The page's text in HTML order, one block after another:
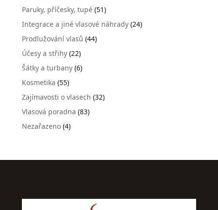
Paruky, příčesky, tupé(51)
Integrace a jiné vlasové náhrady(24)
Prodlužování vlasů (44)
Účesy a střihy(22)
Šátky a turbany(6)
Kosmetika (55)
Zajímavosti o vlasech (32)
Vlasová poradna (83)
Nezařazeno(4)